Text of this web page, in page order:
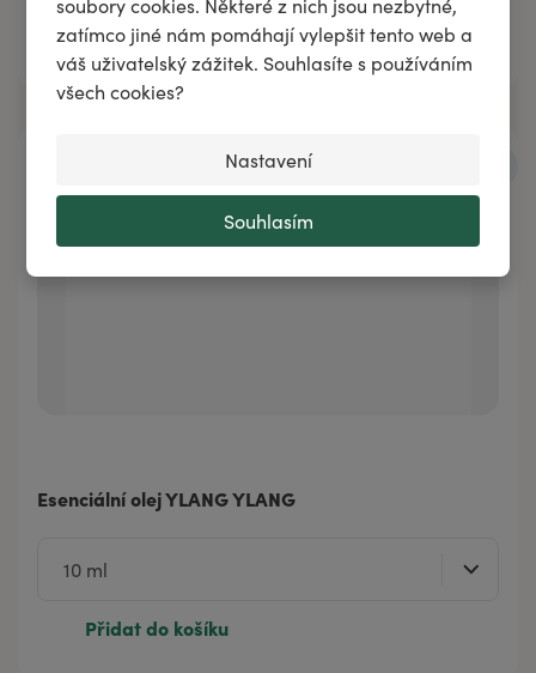
zatímco jiné nám pomáhají vylepšit tento web a
váš uživatelský zážitek. Souhlasíte s používáním
všech cookies?
Nastavení
Souhlasím
Přidat do košíku
Esenciální olej YLANG YLANG
Přidat do košíku